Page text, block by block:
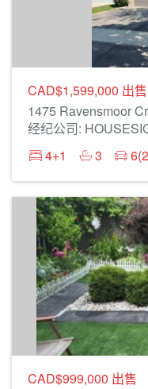
CAD$1,599,000 出售
1475 Ravensmoor
经纪公司:
4+1
3
CAD$999,000 出售